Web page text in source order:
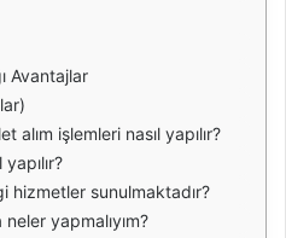
Avantajlar
alım işlemleri nasıl yapılır?
hizmetler sunulmaktadır?
yapmalıyım?